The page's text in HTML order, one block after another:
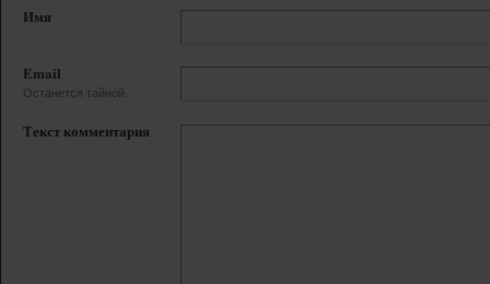
Имя
Email
Останется тайной.
Текст комментария